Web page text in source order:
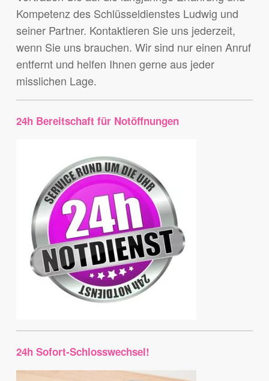
Kompetenz des Schlüsseldienstes Ludwig und
seiner Partner. Kontaktieren Sie uns jederzeit,
wenn Sie uns brauchen. Wir sind nur einen Anruf
entfernt und helfen Ihnen gerne aus jeder
misslichen Lage.
24h Bereitschaft für Notöffnungen
24h Sofort-Schlosswechsel!